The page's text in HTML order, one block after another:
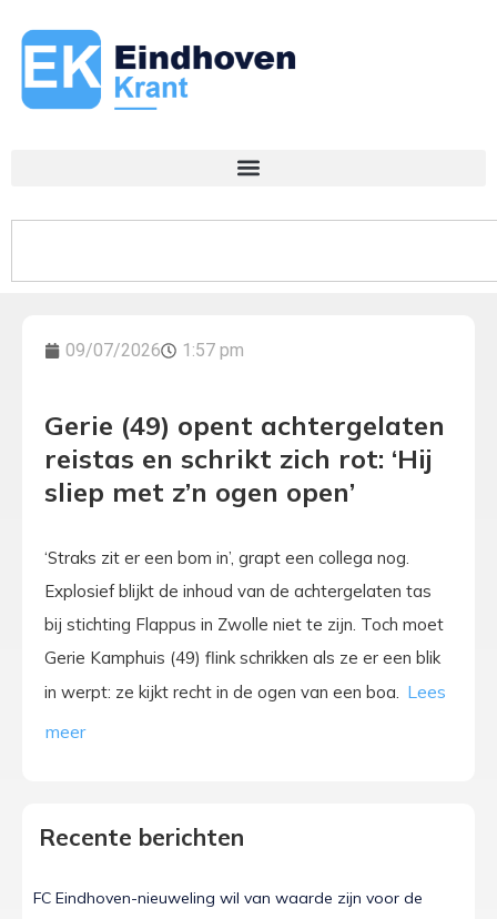
09/07/2026 1:57 pm
Gerie (49) opent achtergelaten
reistas en schrikt zich rot: ‘Hij
sliep met z’n ogen open’
‘Straks zit er een bom in’, grapt een collega nog.
Explosief blijkt de inhoud van de achtergelaten tas
bij stichting Flappus in Zwolle niet te zijn. Toch moet
Gerie Kamphuis (49) flink schrikken als ze er een blik
in werpt: ze kijkt recht in de ogen van een boa.
Recente berichten
FC Eindhoven-nieuweling wil van waarde zijn voor de